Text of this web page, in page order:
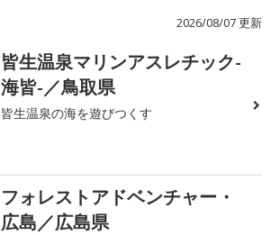
2026/08/07 更新
皆生温泉マリンアスレチック-
海皆-／鳥取県
皆生温泉の海を遊びつくす
フォレストアドベンチャー・
広島／広島県